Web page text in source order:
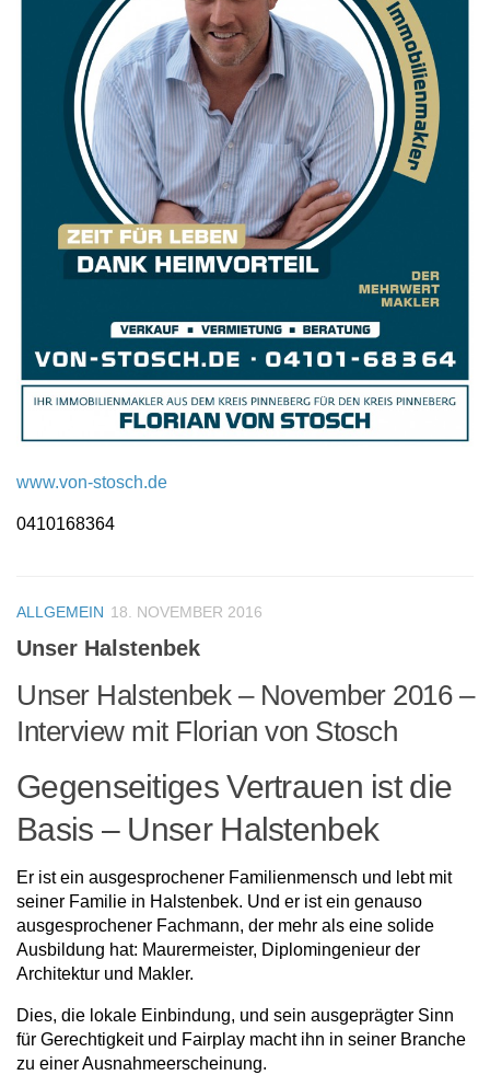
www.von-stosch.de
0410168364
ALLGEMEIN 18. NOVEMBER 2016
Unser Halstenbek
Unser Halstenbek – November 2016 –
Interview mit Florian von Stosch
Gegenseitiges Vertrauen ist die
Basis – Unser Halstenbek
Er ist ein ausgesprochener Familienmensch und lebt mit
seiner Familie in Halstenbek. Und er ist ein genauso
ausgesprochener Fachmann, der mehr als eine solide
Ausbildung hat: Maurermeister, Diplomingenieur der
Architektur und Makler.
Dies, die lokale Einbindung, und sein ausgeprägter Sinn
für Gerechtigkeit und Fairplay macht ihn in seiner Branche
zu einer Ausnahmeerscheinung.